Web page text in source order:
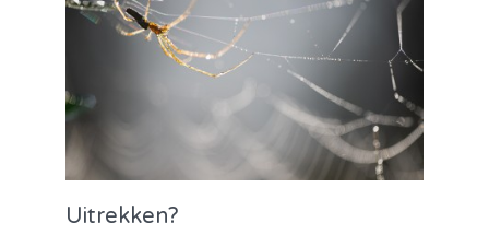
Uitrekken?